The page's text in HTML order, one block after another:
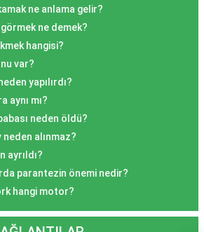
ne anlama gelir?
ne demek?
hangisi?
var?
yapılırdı?
aynı mı?
neden öldü?
alınmaz?
ayrıldı?
parantezin önemi nedir?
hangi motor?